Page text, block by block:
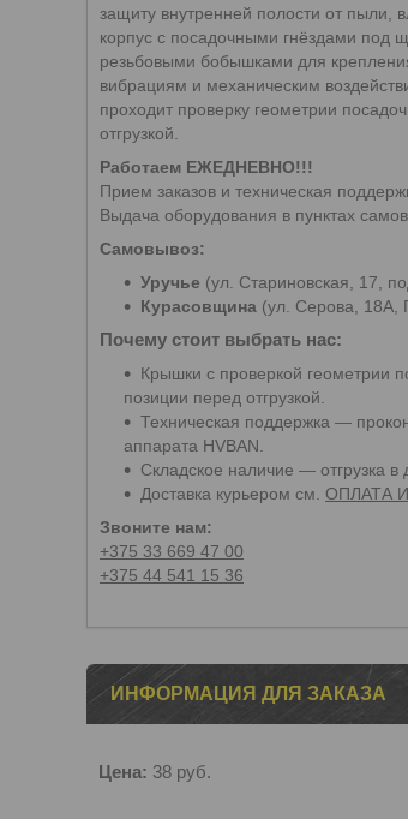
защиту внутренней полости от пыли,
корпус с посадочными гнёздами под
резьбовыми бобышками для
вибрациям и механическим
проходит проверку геометрии
отгрузкой.
Работаем ЕЖЕДНЕВНО!!!
Прием заказов и техническая
Выдача оборудования в пунктах
Самовывоз:
Уручье (ул. Стариновская, 17,
Курасовщина (ул. Серова, 18А,
Почему стоит выбрать нас:
Крышки с проверкой геометрии
позиции перед отгрузкой.
Техническая поддержка —
аппарата HVBAN.
Складское наличие — отгрузка
Доставка курьером см. ОПЛАТА
Звоните нам:
+375 33 669 47 00
+375 44 541 15 36
ИНФОРМАЦИЯ ДЛЯ ЗАКАЗА
Цена: 38 руб.